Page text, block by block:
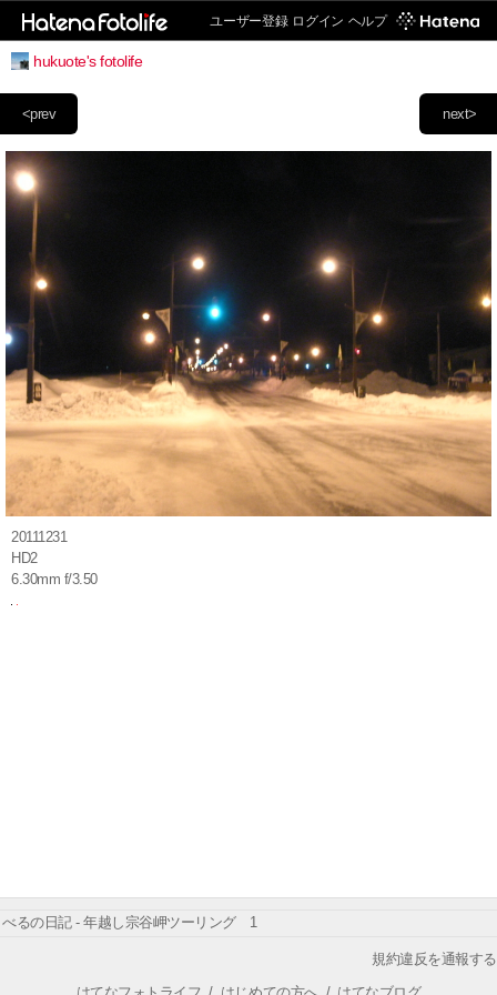
ユーザー登録 ログイン ヘルプ
hukuote's fotolife
next>
<prev
20111231
HD2
6.30mm f/3.50
べるの日記 - 年越し宗谷岬ツーリング 1
規約違反を通報する